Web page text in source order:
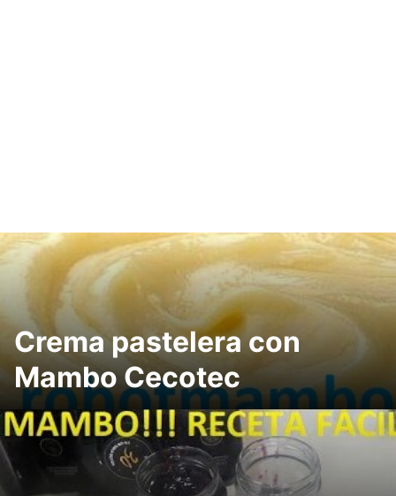
Crema pastelera con
Mambo Cecotec